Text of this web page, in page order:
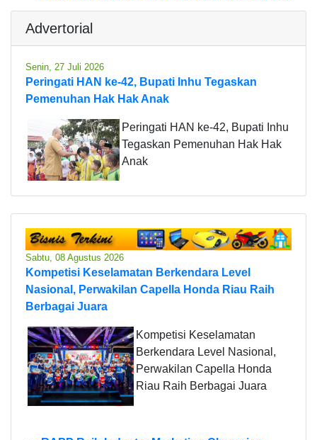
Advertorial
Senin, 27 Juli 2026
Peringati HAN ke-42, Bupati Inhu Tegaskan
Pemenuhan Hak Hak Anak
Peringati HAN ke-42, Bupati Inhu
Tegaskan Pemenuhan Hak Hak
Anak
Sabtu, 08 Agustus 2026
Kompetisi Keselamatan Berkendara Level
Nasional, Perwakilan Capella Honda Riau Raih
Berbagai Juara
Kompetisi Keselamatan
Berkendara Level Nasional,
Perwakilan Capella Honda
Riau Raih Berbagai Juara